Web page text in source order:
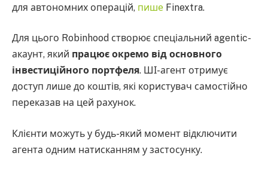
для автономних операцій, пише Finextra.
Для цього Robinhood створює спеціальний agentic-
акаунт, який працює окремо від основного
інвестиційного портфеля. ШІ-агент отримує
доступ лише до коштів, які користувач самостійно
переказав на цей рахунок.
Клієнти можуть у будь-який момент відключити
агента одним натисканням у застосунку.